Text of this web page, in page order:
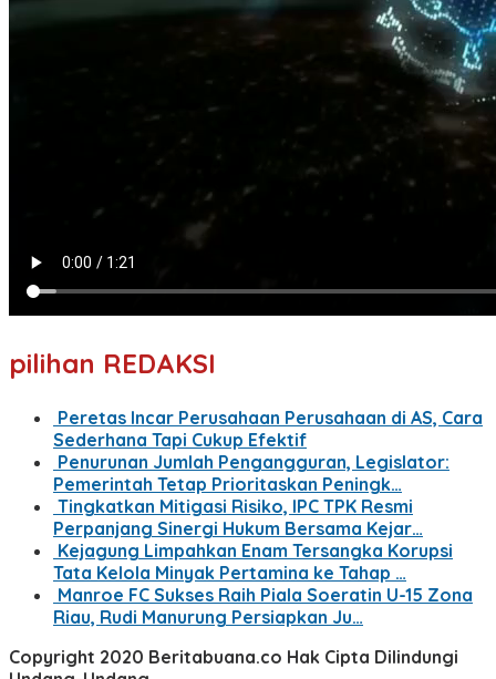
pilihan REDAKSI
Peretas Incar Perusahaan Perusahaan di AS, Cara
Sederhana Tapi Cukup Efektif
Penurunan Jumlah Pengangguran, Legislator:
Pemerintah Tetap Prioritaskan Peningk…
Tingkatkan Mitigasi Risiko, IPC TPK Resmi
Perpanjang Sinergi Hukum Bersama Kejar…
Kejagung Limpahkan Enam Tersangka Korupsi
Tata Kelola Minyak Pertamina ke Tahap …
Manroe FC Sukses Raih Piala Soeratin U-15 Zona
Riau, Rudi Manurung Persiapkan Ju…
Copyright 2020 Beritabuana.co Hak Cipta Dilindungi